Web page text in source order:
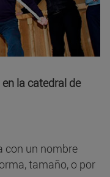
la catedral de
con un nombre
tamaño, o por